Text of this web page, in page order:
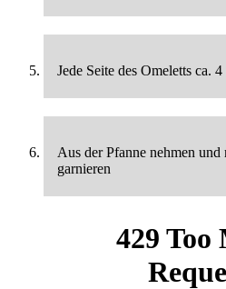
Jede Seite des Omeletts ca.
Aus der Pfanne nehmen
garnieren